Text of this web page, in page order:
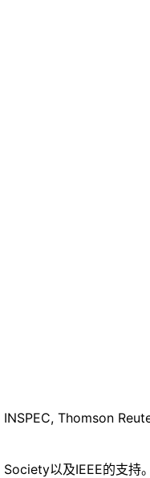
Thomson
以及IEEE的支持